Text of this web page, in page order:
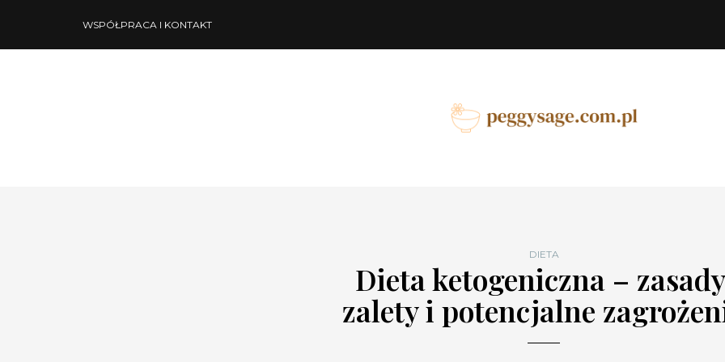
WSPÓŁPRACA I KONTAKT
DIETA
Dieta ketogeniczna –
zalety i potencjalne